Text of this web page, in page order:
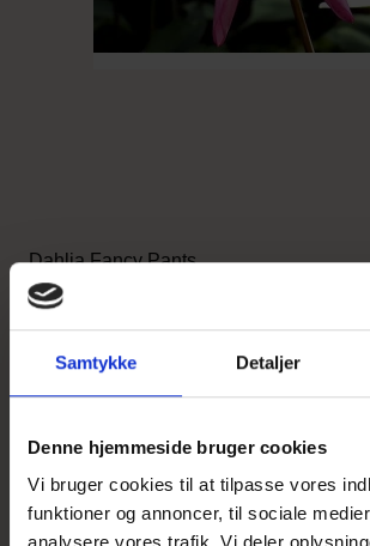
Samtykke Detaljer
Denne hjemmeside bruger cookies
Vi bruger cookies til at tilpasse vores
funktioner og annoncer, til sociale
Dahlia Fancy Pants
28,95 DKK